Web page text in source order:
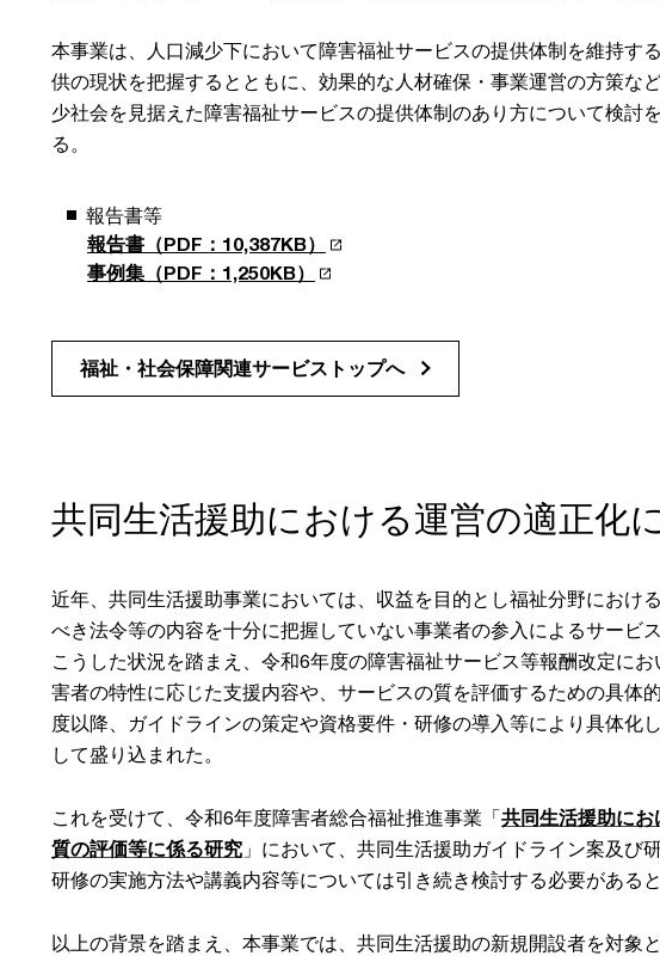
本事業は、人口減少下において障害福祉サービスの提供体制を維持す
供の現状を把握するとともに、効果的な人材確保・事業運営の方策な
少社会を見据えた障害福祉サービスの提供体制のあり方について検討
る。
報告書等
報告書（PDF：10,387KB）
事例集（PDF：1,250KB）
福祉・社会保障関連サービストップへ
共同生活援助における運営の適正化
近年、共同生活援助事業においては、収益を目的とし福祉分野におけ
べき法令等の内容を十分に把握していない事業者の参入によるサービ
こうした状況を踏まえ、令和6年度の障害福祉サービス等報酬改定に
害者の特性に応じた支援内容や、サービスの質を評価するための具体
度以降、ガイドラインの策定や資格要件・研修の導入等により具体化
して盛り込まれた。
これを受けて、令和6年度障害者総合福祉推進事業「共同生活援助に
質の評価等に係る研究 」において、共同生活援助ガイドライン案及び
研修の実施方法や講義内容等については引き続き検討する必要があると
以上の背景を踏まえ、本事業では、共同生活援助の新規開設者を対象